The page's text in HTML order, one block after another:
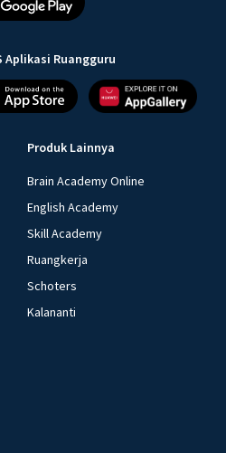
Aplikasi Ruangguru
Produk Lainnya
Brain Academy Online
English Academy
Skill Academy
Ruangkerja
Schoters
Kalananti